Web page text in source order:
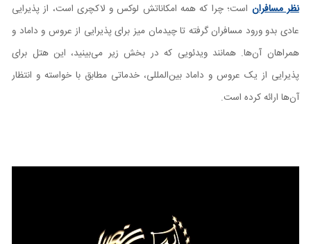
نظر مسافران است؛ چرا که همه امکاناتش لوکس و لاکچری است، از پذیرایی
عادی بدو ورود مسافران گرفته تا چیدمان میز برای پذیرایی از عروس و داماد و
همراهان آن‌ها. همانند ویدئویی که در بخش زیر می‌بینید، این هتل برای
پذیرایی از یک عروس و داماد بین‌المللی، خدماتی مطابق با خواسته و انتظار
آن‌ها ارائه کرده است.